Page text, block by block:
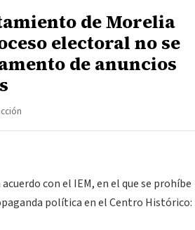
de Morelia
electoral no se
de anuncios
con el IEM, en el que se prohíbe
política en el Centro Histórico: